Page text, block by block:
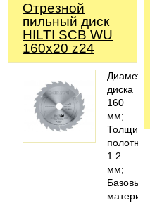
Отрезной
пильный диск
HILTI SCB WU
160x20 z24
Диаметр
диска
160
мм;
Толщина
полотна
1.2
мм;
Базовый
материал